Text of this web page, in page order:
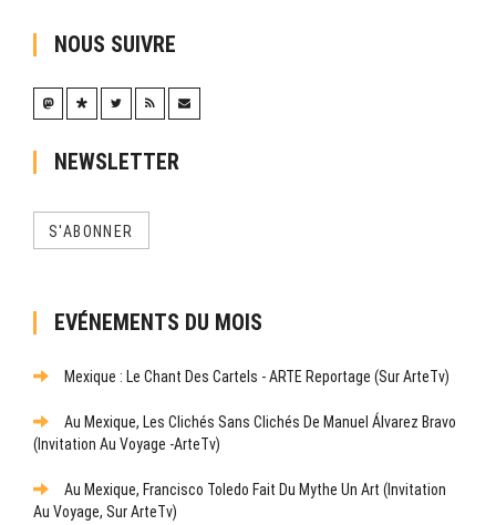
NOUS SUIVRE
NEWSLETTER
S'ABONNER
EVÉNEMENTS DU MOIS
Mexique : Le Chant Des Cartels - ARTE Reportage (sur ArteTv)
Au Mexique, Les Clichés Sans Clichés De Manuel Álvarez Bravo
(Invitation Au Voyage -ArteTv)
Au Mexique, Francisco Toledo Fait Du Mythe Un Art (Invitation
Au Voyage, Sur ArteTv)